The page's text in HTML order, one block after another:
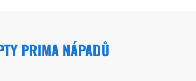
PRIMA NÁPADŮ